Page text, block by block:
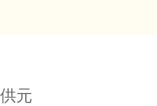
元